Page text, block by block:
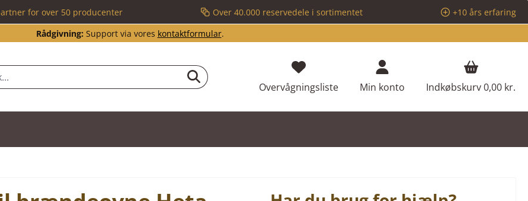
for over 50 producenter Over 40.000 reservedele i sortimentet
+10 års erfaring
Rådgivning: Support via vores kontaktformular.
OvervågningslisteDu har 0 ønskeliste varer
Min konto Indkøbskurv0,00 kr.